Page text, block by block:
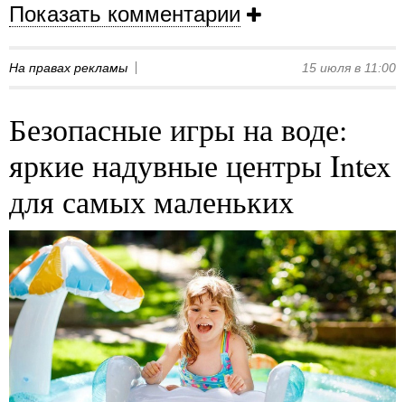
Показать комментарии
На правах рекламы 15 июля в 11:00
Безопасные игры на воде:
яркие надувные центры Intex
для самых маленьких